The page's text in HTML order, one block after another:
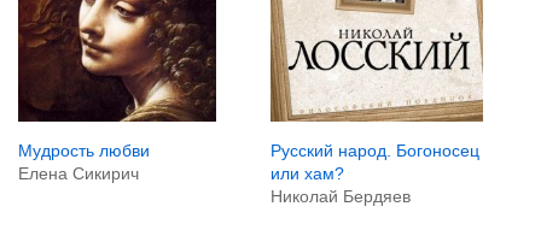
Мудрость любви
Елена Сикирич
Русский народ. Богоносец
или хам?
Николай Бердяев